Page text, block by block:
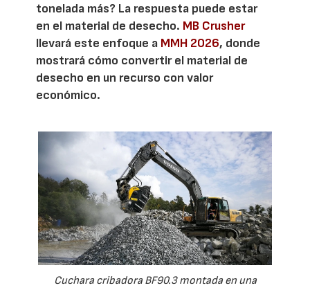
tonelada más? La respuesta puede estar
en el material de desecho. MB Crusher
llevará este enfoque a MMH 2026, donde
mostrará cómo convertir el material de
desecho en un recurso con valor
económico.
Cuchara cribadora BF90.3 montada en una